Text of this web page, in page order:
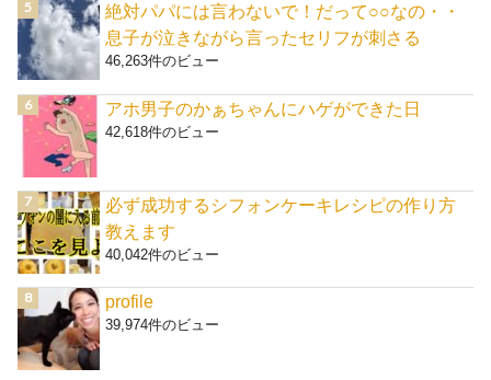
絶対パパには言わないで！だって○○なの・・
息子が泣きながら言ったセリフが刺さる
46,263件のビュー
アホ男子のかぁちゃんにハゲができた日
42,618件のビュー
必ず成功するシフォンケーキレシピの作り方
教えます
40,042件のビュー
profile
39,974件のビュー